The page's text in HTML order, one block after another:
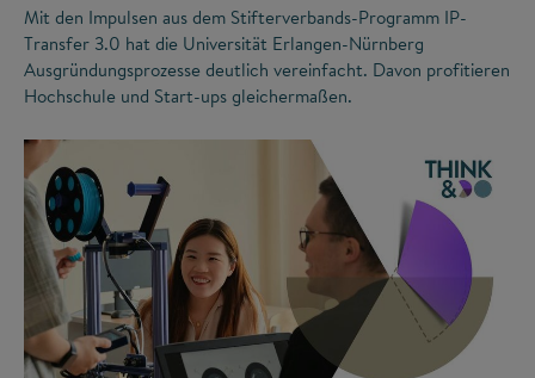
Mit den Impulsen aus dem Stifterverbands-Programm IP-
Transfer 3.0 hat die Universität Erlangen-Nürnberg
Ausgründungsprozesse deutlich vereinfacht. Davon profitieren
Hochschule und Start-ups gleichermaßen.